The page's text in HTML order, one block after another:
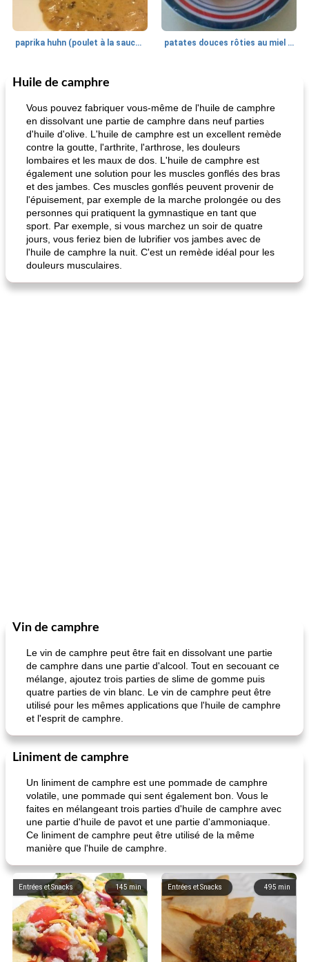
paprika huhn (poulet à la sauce paprika). patates douces rôties au miel / kumara
Petit déjeuner et brunch
quinoa petit déjeuner méditerranéen
Huile de camphre
Vous pouvez fabriquer vous-même de l'huile de camphre
en dissolvant une partie de camphre dans neuf parties
d'huile d'olive. L'huile de camphre est un excellent remède
contre la goutte, l'arthrite, l'arthrose, les douleurs
lombaires et les maux de dos. L'huile de camphre est
également une solution pour les muscles gonflés des bras
et des jambes. Ces muscles gonflés peuvent provenir de
l'épuisement, par exemple de la marche prolongée ou des
personnes qui pratiquent la gymnastique en tant que
sport. Par exemple, si vous marchez un soir de quatre
jours, vous feriez bien de lubrifier vos jambes avec de
l'huile de camphre la nuit. C'est un remède idéal pour les
douleurs musculaires.
Vin de camphre
Le vin de camphre peut être fait en dissolvant une partie
de camphre dans une partie d'alcool. Tout en secouant ce
mélange, ajoutez trois parties de slime de gomme puis
quatre parties de vin blanc. Le vin de camphre peut être
utilisé pour les mêmes applications que l'huile de camphre
et l'esprit de camphre.
Liniment de camphre
Un liniment de camphre est une pommade de camphre
volatile, une pommade qui sent également bon. Vous le
faites en mélangeant trois parties d'huile de camphre avec
une partie d'huile de pavot et une partie d'ammoniaque.
Ce liniment de camphre peut être utilisé de la même
manière que l'huile de camphre.
145 min
Entrées et Snacks 495 min
Entrées et Snacks